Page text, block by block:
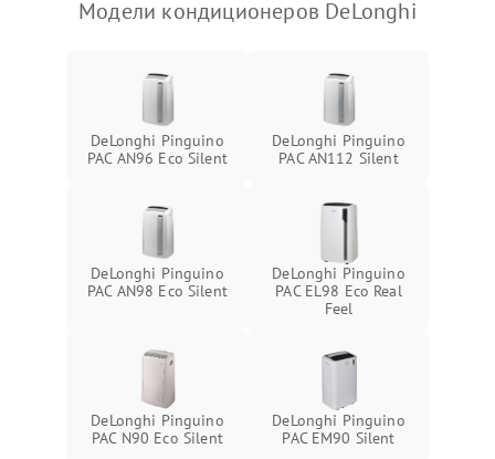
Модели кондиционеров DeLonghi
DeLonghi Pinguino
PAC AN96 Eco Silent
DeLonghi Pinguino
PAC AN112 Silent
DeLonghi Pinguino
PAC AN98 Eco Silent
DeLonghi Pinguino
PAC EL98 Eco Real
Feel
DeLonghi Pinguino
PAC N90 Eco Silent
DeLonghi Pinguino
PAC EM90 Silent